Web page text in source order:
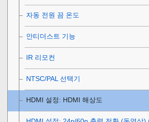
자동 전원 끔 온도
안티더스트 기능
IR 리모컨
NTSC/PAL 선택기
HDMI 설정: HDMI 해상도